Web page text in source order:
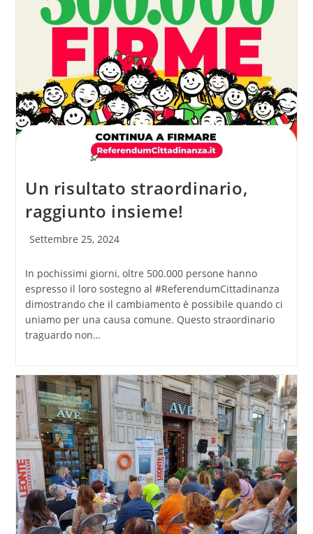
Un risultato straordinario,
raggiunto insieme!
Articolo
Settembre 25, 2024
In pochissimi giorni, oltre 500.000 persone hanno
espresso il loro sostegno al #ReferendumCittadinanza
dimostrando che il cambiamento è possibile quando ci
uniamo per una causa comune. Questo straordinario
traguardo non…